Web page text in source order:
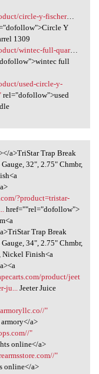
circle-y-fischer…
Y
1309
wintec-full-quar…
full
used-circle-y-
rel="dofollow">used
a
a>TriStar Trap Break
32", 2.75" Chmbr,
?product=tristar-
href=""rel="dofollow">
Trap Break
34", 2.75" Chmbr,
Nickel Finish<a
product/jeet
ju...
Jeeter Juice
"
a>
"
online</a>
"
online</a>